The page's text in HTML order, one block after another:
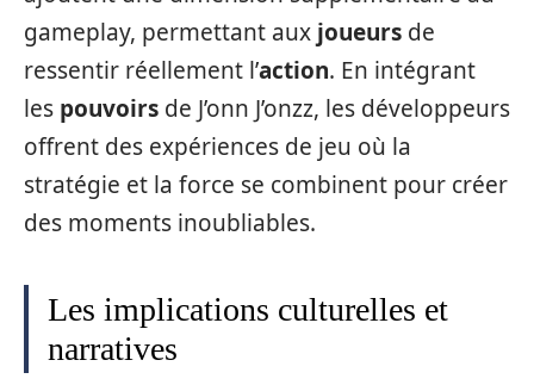
gameplay, permettant aux joueurs de
ressentir réellement l’action. En intégrant
les pouvoirs de J’onn J’onzz, les développeurs
offrent des expériences de jeu où la
stratégie et la force se combinent pour créer
des moments inoubliables.
Les implications culturelles et
narratives